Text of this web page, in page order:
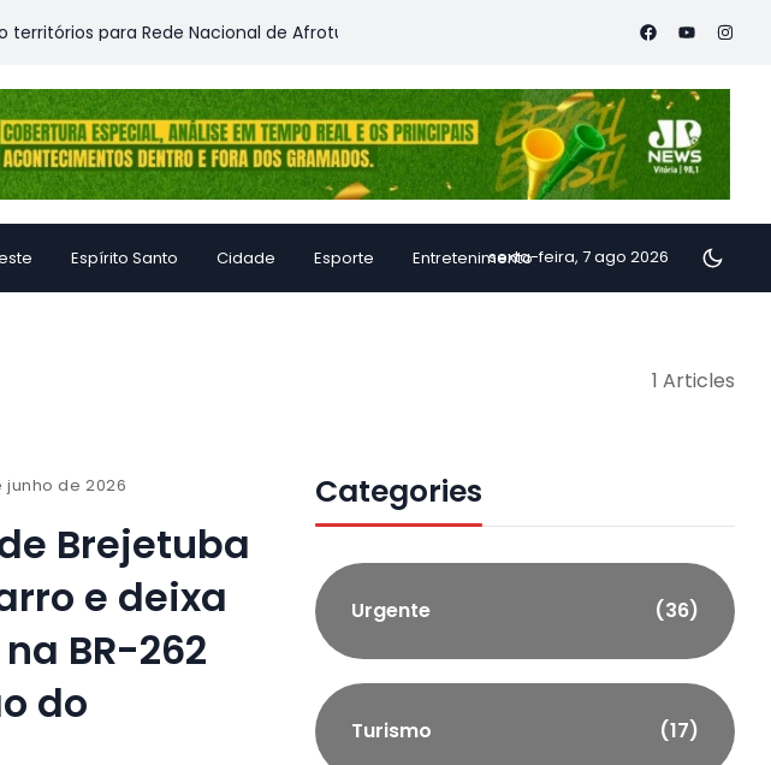
para Rede Nacional de Afroturismo Defesa Civil alerta para ventania no Rio e
Espírito Santo Cidade Esporte Entretenimentosexta-feira, 7 ago 2026
1 Articles
junho de 2026
Brejetuba
e deixa
BR-262
do
Categories
Urgente (36)
Turismo (17)